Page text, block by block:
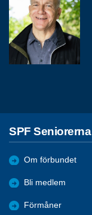
SPF Seniorerna
Om förbundet
Bli medlem
Förmåner